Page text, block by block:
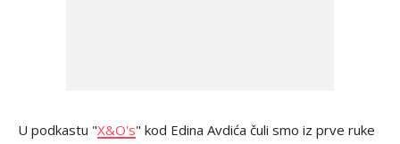
U podkastu "X&O's" kod Edina Avdića čuli smo iz prve ruke